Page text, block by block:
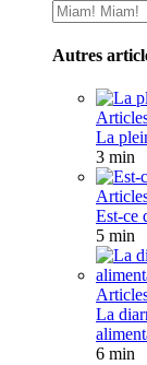
Autres
La
3 min
Est-ce
5 min
La
6 min